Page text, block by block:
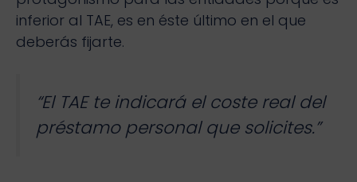
inferior al TAE, es en éste último en el que
deberás fijarte.
“El TAE te indicará el coste real del
préstamo personal que solicites.”